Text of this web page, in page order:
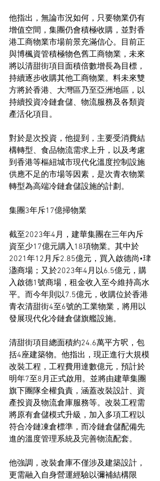
他指出，無論市況如何，只要物業仍有
增值空間，集團仍會積極收購，並對香
港工商物業市場前景充滿信心。目前正
與博楓資管積極物色舊工商物業，未來
將以清甜街項目面積倍數增長為目標，
持續逐步收購其他工商物業。料未來雙
方將於香港、大灣區乃至亞洲地區，以
持續投資冷鏈倉儲、物流服務及各類資
產活化項目。
對於是次投資，他提到，主要受消費結
構轉型、食品物流需求上升，以及考慮
到香港等樞紐城市現代化溫度控制設施
供應不足的市場等因素，是次青衣物業
轉型為高端冷鏈倉儲設施的計劃。
集團3年斥17億掃物業
截至2023年4月，建華集團在三年內斥
資至少17億元購入18項物業。其中於
2021年12月斥2.85億元，買入啟德尚•珒
溋商場；又於2023年4月以6.5億元，購
入啟德1號商場，租金收入至今維持高水
平。而今年則以7.5億元，收購位於香港
青衣清甜街4至6號的工業物業，將用以
發展現代化冷鏈倉儲旗艦設施。
清甜街項目總面積約24.6萬平方呎，包
括4座建築物。他指出，現正進行大規模
改裝工程，工程費用達數億元，預計於
明年7至8月正式啟用。並將由建華集團
旗下團隊全權負責，涵蓋改裝設計、資
產投資及物流倉庫服務等。改裝工程需
將原有倉儲模式升級，加入多項工程以
符合冷鏈凍倉標準，而冷鏈倉儲配備先
進的溫度管理系統及完善物流配套。
他強調，改裝倉庫不僅涉及建築設計，
更需融入自身營運經驗以彌補結構限